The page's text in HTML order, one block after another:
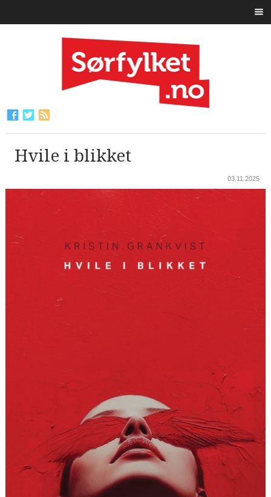
Hvile i blikket
03.11.2025